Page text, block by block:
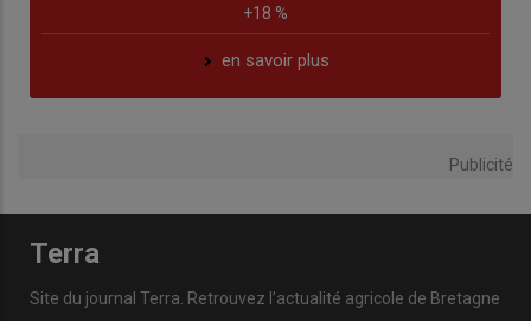
+18 %
en savoir plus
Publicité
Terra
Site du journal Terra. Retrouvez l’actualité agricole de Bretagne